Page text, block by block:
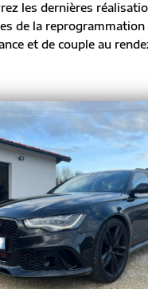
les dernières
de la reprogrammation
et de couple au